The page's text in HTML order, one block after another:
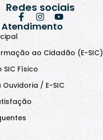
Redes sociais
Atendimento
ao Cidadão (E-SIC)
Físico
/ E-SIC